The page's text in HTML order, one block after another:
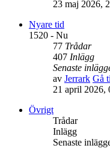
23 maj 2026,
Nyare tid
1520 - Nu
77 Trådar
407 Inlägg
Senaste
av Jerrark Gå
21 april 2026,
Övrigt
Trådar
Inlägg
Senaste